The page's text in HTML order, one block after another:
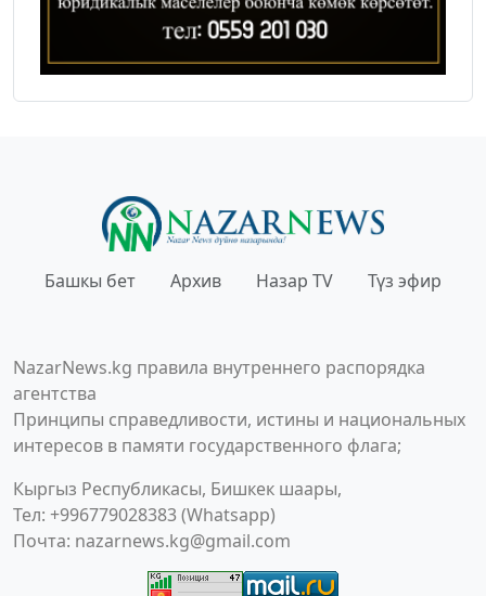
Башкы бет Архив Назар TV Түз эфир
NazarNews.kg правила внутреннего распорядка
агентства
Принципы справедливости, истины и национальных
интересов в памяти государственного флага;
Кыргыз Республикасы, Бишкек шаары,
Тел: +996779028383 (Whatsapp)
Почта: nazarnews.kg@gmail.com